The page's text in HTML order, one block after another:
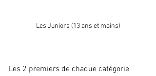
Les Juniors (13 ans et moins)
Les 2 premiers de chaque catégorie